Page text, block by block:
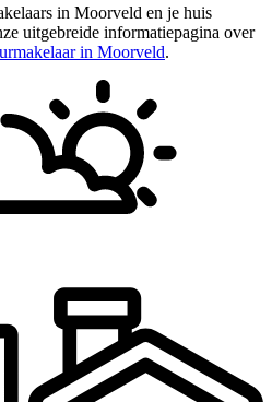
in Moorveld en je huis
uitgebreide informatiepagina over
in Moorveld.